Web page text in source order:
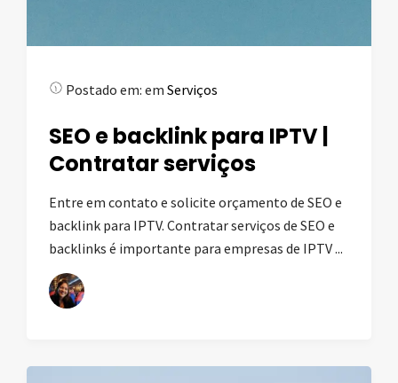
Postado em: em Serviços
SEO e backlink para IPTV |
Contratar serviços
Entre em contato e solicite orçamento de SEO e
backlink para IPTV. Contratar serviços de SEO e
backlinks é importante para empresas de IPTV ...